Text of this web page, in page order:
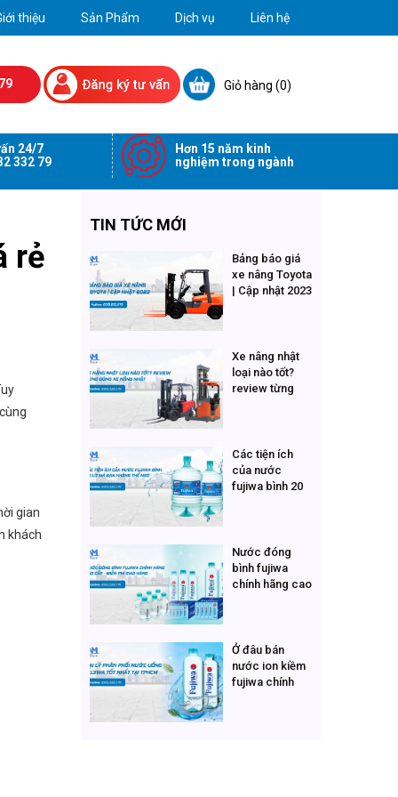
thiệu Sản Phẩm Dịch vụ Liên hệ
Giỏ hàng (0)
24/7
332 79
Hơn 15 năm kinh
nghiệm trong ngành
rẻ
gian
khách
TIN TỨC MỚI
Bảng báo giá
xe nâng Toyota
| Cập nhật 2023
Xe nâng nhật
loại nào tốt?
review từng
Các tiện ích
của nước
fujiwa bình 20
Nước đóng
bình fujiwa
chính hãng cao
Ở đâu bán
nước ion kiềm
fujiwa chính